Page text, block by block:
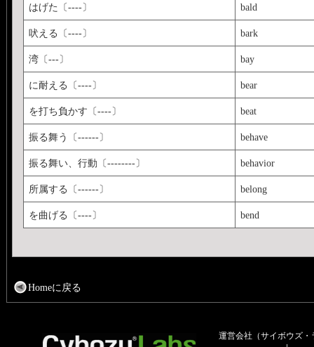
はげた〔----〕 bald
吠える〔----〕 bark
湾〔---〕 bay
に耐える〔----〕 bear
を打ち負かす〔----〕 beat
振る舞う〔------〕 behave
振る舞い、行動〔--------〕 behavior
所属する〔------〕 belong
を曲げる〔----〕 bend
Homeに戻る
運営会社（サイボウズ・